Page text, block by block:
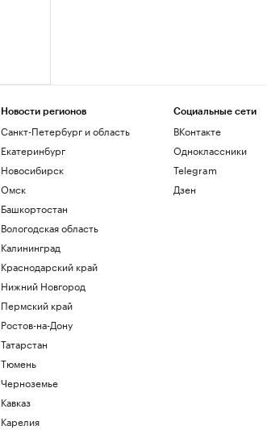
Новости регионов
Санкт-Петербург и область
Екатеринбург
Новосибирск
Омск
Башкортостан
Вологодская область
Калининград
Краснодарский край
Нижний Новгород
Пермский край
Ростов-на-Дону
Татарстан
Тюмень
Черноземье
Кавказ
Карелия
Социальные сети
ВКонтакте
Одноклассники
Telegram
Дзен